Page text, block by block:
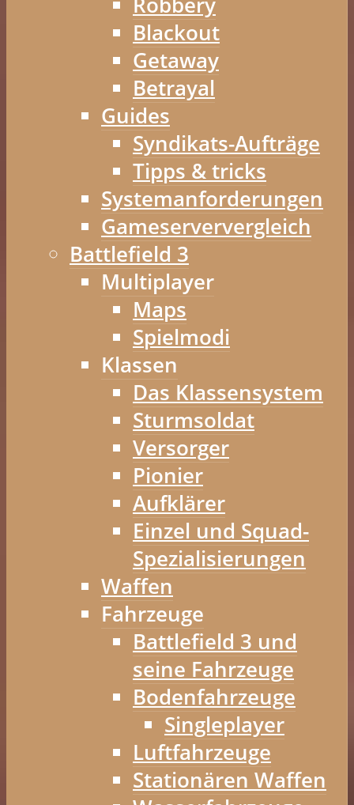
Blackout
Getaway
Betrayal
Guides
Syndikats-Aufträge
Tipps & tricks
Systemanforderungen
Gameserververgleich
Battlefield 3
Multiplayer
Maps
Spielmodi
Klassen
Das Klassensystem
Sturmsoldat
Versorger
Pionier
Aufklärer
Einzel und Squad-
Spezialisierungen
Waffen
Fahrzeuge
Battlefield 3 und
seine Fahrzeuge
Bodenfahrzeuge
Singleplayer
Luftfahrzeuge
Stationären Waffen